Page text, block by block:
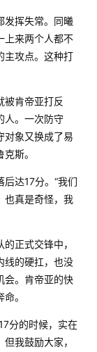
发挥失常。同曦
上来两个人都不
主攻点。这种打
被肯帝亚打反
人。一次防守
对象又换成了易
斯。
达17分。“我们
也真是奇怪，我
正式交锋中，
线的硬扛，也没
会。肯帝亚的快
。
分的时候，实在
我鼓励大家，